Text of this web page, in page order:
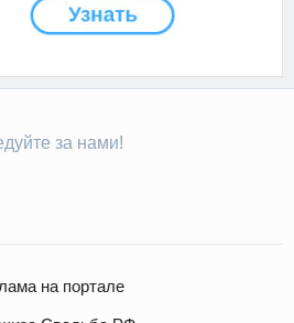
за нами!
на портале